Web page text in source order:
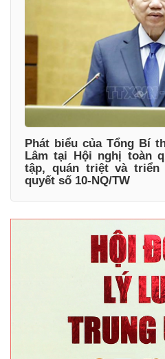
Phát biểu của Tổng Bí
Lâm tại Hội nghị toàn
tập, quán triệt và triển
quyết số 10-NQ/TW